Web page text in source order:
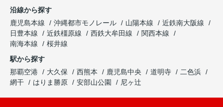
沿線から探す
鹿児島本線
沖縄都市モノレール 山陽本線
近鉄南大阪線
日豊本線
近鉄橿原線 西鉄大牟田線
関西本線
南海本線
桜井線
駅から探す
那覇空港
大久保 西熊本 鹿児島中央 道明寺
二色浜
網干
はりま勝原 安部山公園 尼ヶ辻